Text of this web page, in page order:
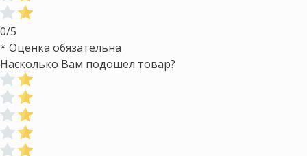
0/5
* Оценка обязательна
Насколько Вам подошел товар?